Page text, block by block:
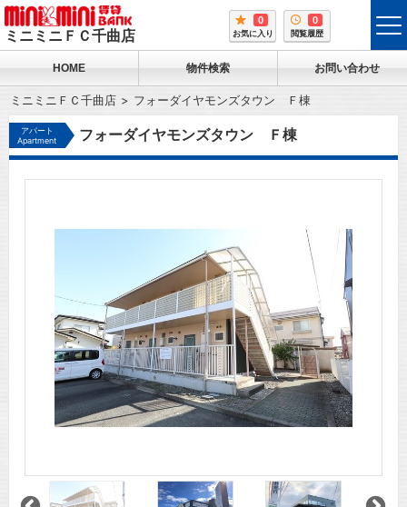
ミニミニＦＣ千曲店
0
お気に入り
0
閲覧履歴
HOME 物件検索 お問い合わせ
ミニミニＦＣ千曲店 フォーダイヤモンズタウン Ｆ棟
アパート
Apartment
フォーダイヤモンズタウン Ｆ棟